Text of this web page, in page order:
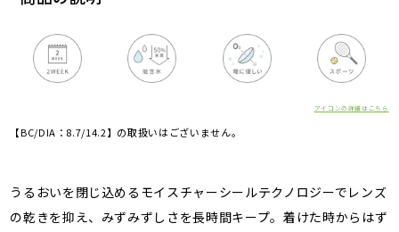
アイコンの詳細はこちら
【BC/DIA：8.7/14.2】の取扱いはございません。
うるおいを閉じ込めるモイスチャーシールテクノロジーでレンズ
の乾きを抑え、みずみずしさを長時間キープ。着けた時からはず